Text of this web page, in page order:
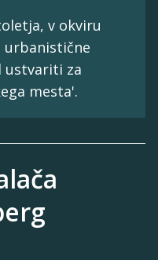
v okviru
urbanistične
ustvariti za
mesta'.